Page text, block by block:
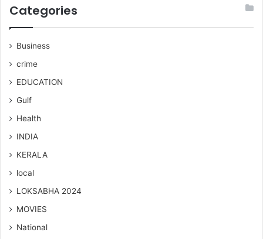
Categories
Business
crime
EDUCATION
Gulf
Health
INDIA
KERALA
local
LOKSABHA 2024
MOVIES
National